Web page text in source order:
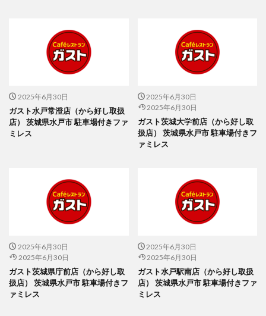
2025年6月30日
ガスト水戸常澄店（から好し取扱
店） 茨城県水戸市 駐車場付きファ
ミレス
2025年6月30日
2025年6月30日
ガスト茨城大学前店（から好し取
扱店） 茨城県水戸市 駐車場付きフ
ァミレス
2025年6月30日
2025年6月30日
ガスト茨城県庁前店（から好し取
扱店） 茨城県水戸市 駐車場付きフ
ァミレス
2025年6月30日
2025年6月30日
ガスト水戸駅南店（から好し取扱
店） 茨城県水戸市 駐車場付きファ
ミレス